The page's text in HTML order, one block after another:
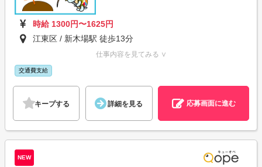
時給 1300円〜1625円
江東区 / 新木場駅 徒歩13分
仕事内容を見てみる ∨
交通費支給
キープする 詳細を見る 応募画面に進む
NEW